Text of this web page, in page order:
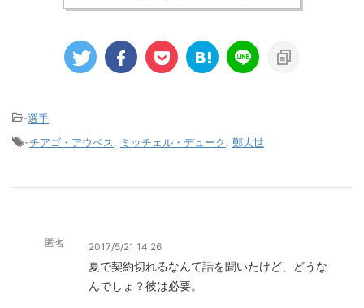
-選手
-チアゴ・アウベス ミッチェル・デューク 鄭大世
匿名 2017/5/21 14:26
夏で契約切れるなんて話を聞いたけど、どうな
んでしょ？彼は必要。